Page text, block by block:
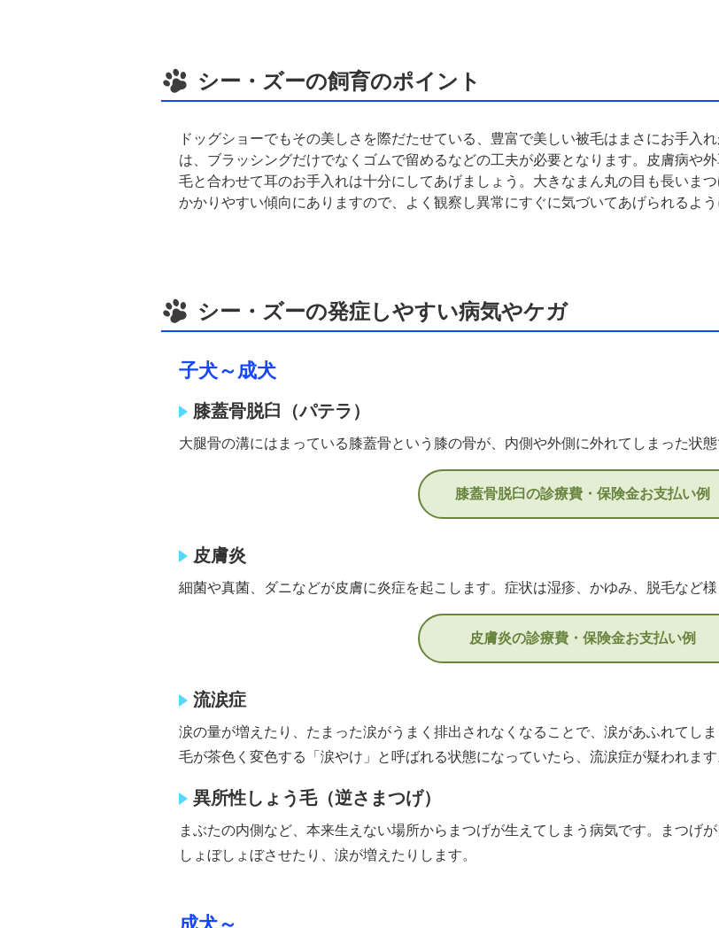
シー・ズーの飼育のポイント
ドッグショーでもその美しさを際だたせている、豊富で美しい被毛はまさにお手入
は、ブラッシングだけでなくゴムで留めるなどの工夫が必要となります。皮膚病や
毛と合わせて耳のお手入れは十分にしてあげましょう。大きなまん丸の目も長いま
かかりやすい傾向にありますので、よく観察し異常にすぐに気づいてあげられるよう
シー・ズーの発症しやすい病気やケガ
子犬～成犬
膝蓋骨脱臼（パテラ）
大腿骨の溝にはまっている膝蓋骨という膝の骨が、内側や外側に外れてしまった状態
膝蓋骨脱臼の診療費・保険金お支払い例
皮膚炎
細菌や真菌、ダニなどが皮膚に炎症を起こします。症状は湿疹、かゆみ、脱毛など様
皮膚炎の診療費・保険金お支払い例
流涙症
涙の量が増えたり、たまった涙がうまく排出されなくなることで、涙があふれてし
毛が茶色く変色する「涙やけ」と呼ばれる状態になっていたら、流涙症が疑われます
異所性しょう毛（逆さまつげ）
まぶたの内側など、本来生えない場所からまつげが生えてしまう病気です。まつげ
しょぼしょぼさせたり、涙が増えたりします。